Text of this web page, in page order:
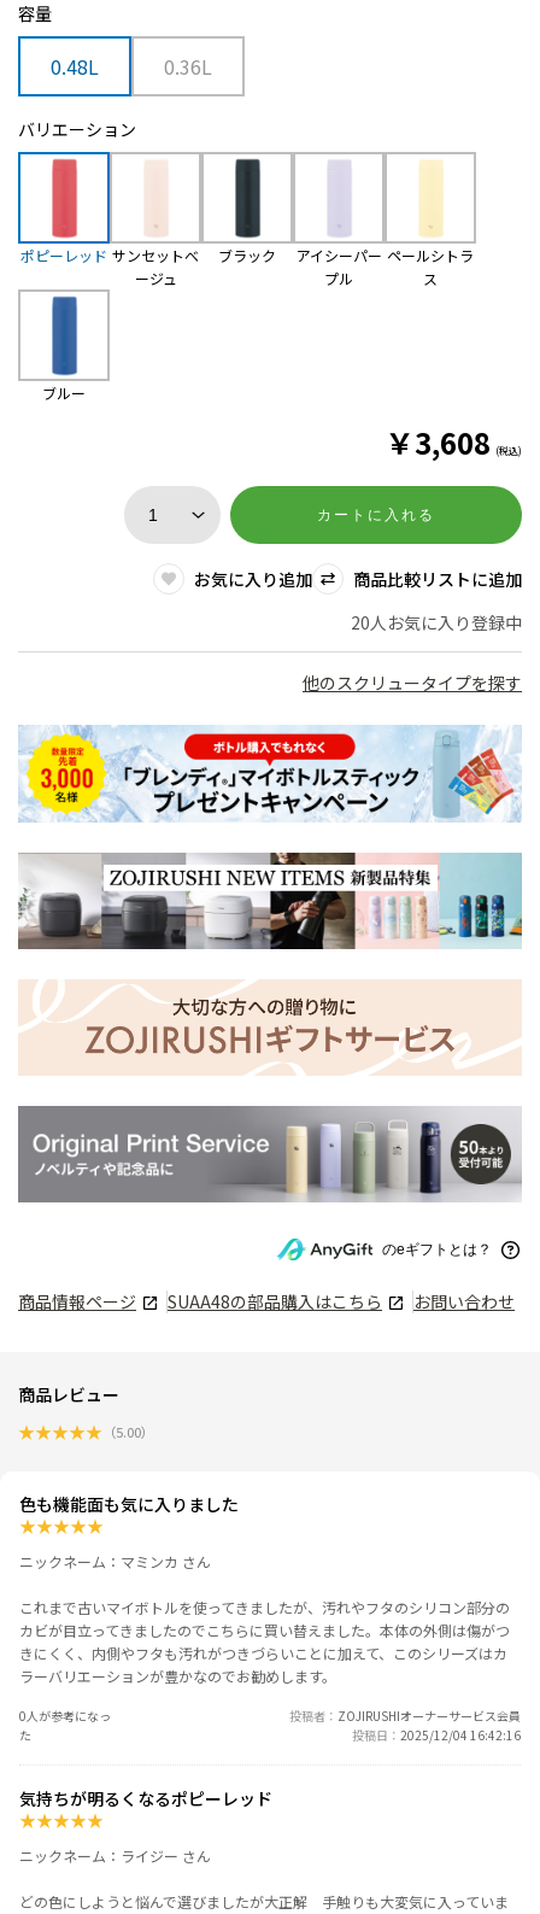
容量
0.48L 0.36L
バリエーション
ポピーレッド サンセットべ
ージュ
ブラック
アイシーパー
プル
ペールシトラ
ス
ブルー
￥3,608 (税込)
カートに入れる
お気に入り追加
商品比較リストに追加
20人お気に入り登録中
他のスクリュータイプを探す
のeギフトとは？
商品情報ページ SUAA48の部品購入はこちら お問い合わせ
商品レビュー
★★★★★ （5.00）
色も機能面も気に入りました
★★★★★
ニックネーム：マミンカ さん
これまで古いマイボトルを使ってきましたが、汚れやフタのシリコン部分の
カビが目立ってきましたのでこちらに買い替えました。本体の外側は傷がつ
きにくく、内側やフタも汚れがつきづらいことに加えて、このシリーズはカ
ラーバリエーションが豊かなのでお勧めします。
0人が参考になっ
た
投稿者
ZOJIRUSHIオーナーサービス会員
投稿日
2025/12/04 16:42:16
気持ちが明るくなるポピーレッド
★★★★★
ニックネーム：ライジー さん
どの色にしようと悩んで選びましたが大正解 手触りも大変気に入っていま